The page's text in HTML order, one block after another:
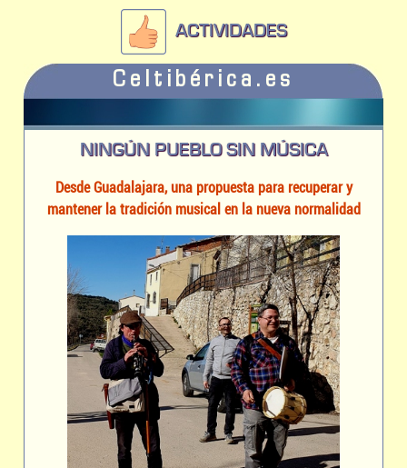
ACTIVIDADES
Celtibérica.es
NINGÚN PUEBLO SIN MÚSICA
Desde Guadalajara, una propuesta para recuperar y
mantener la tradición musical en la nueva normalidad